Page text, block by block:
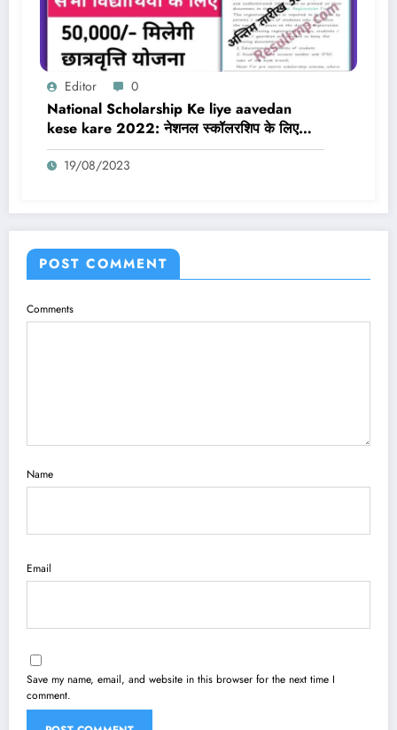
Editor 0
National Scholarship Ke liye aavedan
kese kare 2022: नेशनल स्कॉलरशिप के लिए
आवेदन कैसे करें, यहां से करें आवेदन Direct Link
19/08/2023
POST COMMENT
Comments
Name
Email
Save my name, email, and website in this browser for the next time I
comment.